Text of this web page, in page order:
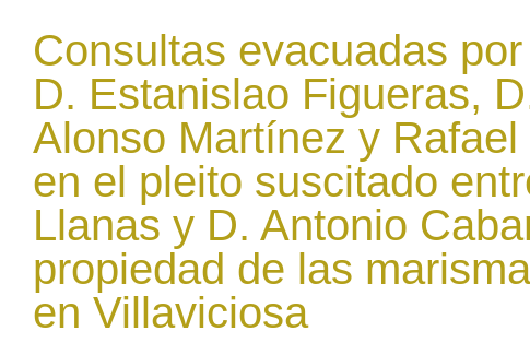
Consultas evacuadas
D. Estanislao Figueras,
Alonso Martínez y Rafael
en el pleito suscitado
Llanas y D. Antonio
propiedad de las
en Villaviciosa